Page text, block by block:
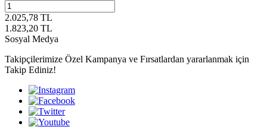
2.025,78 TL
1.823,20 TL
Sosyal Medya
Takipçilerimize Özel Kampanya ve Fırsatlardan yararlanmak için
Takip Ediniz!